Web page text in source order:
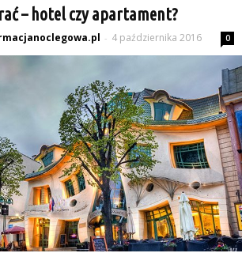
– hotel czy apartament?
- 4 października 2016 0